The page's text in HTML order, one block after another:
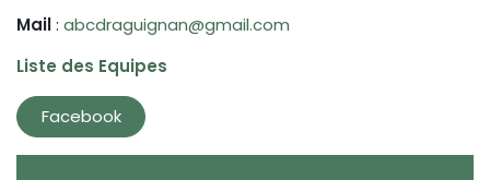
Mail: abcdraguignan@gmail.com
Liste des Equipes
Facebook